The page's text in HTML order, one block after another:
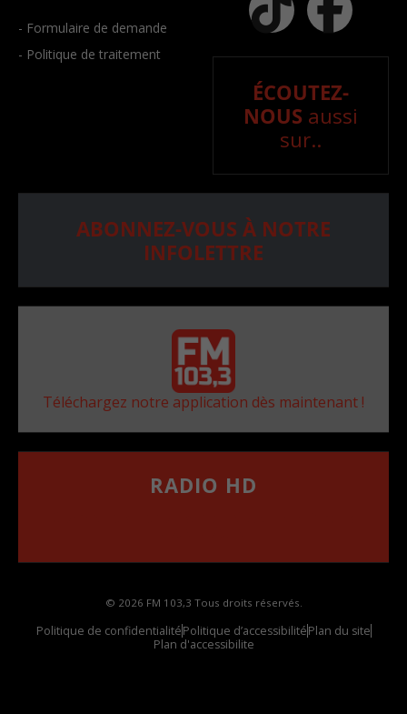
- Formulaire de demande
- Politique de traitement
ÉCOUTEZ-
NOUS aussi
sur..
ABONNEZ-VOUS À NOTRE
INFOLETTRE
Téléchargez notre application dès maintenant !
RADIO HD
© 2026 FM 103,3 Tous droits réservés.
Politique de confidentialitéPolitique d’accessibilitéPlan du site
Plan d'accessibilite